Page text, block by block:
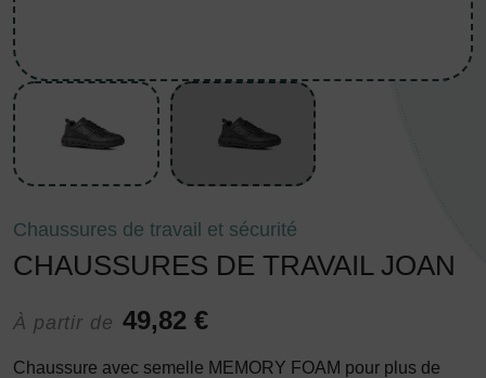
Chaussures de travail et sécurité
CHAUSSURES DE TRAVAIL JOAN
À partir de 49,82 €
Chaussure avec semelle MEMORY FOAM pour plus de